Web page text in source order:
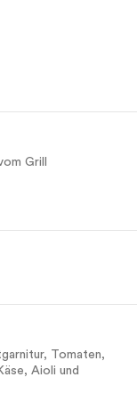
Grill
Tomaten,
Aioli und